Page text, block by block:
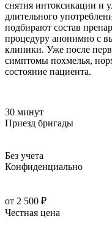
снятия интоксикации и
длительного
подбирают состав
процедуру анонимно с
клиники. Уже после
симптомы похмелья,
состояние пациента.
30 минут
Приезд бригады
Без учета
Конфиденциально
от 2 500 ₽
Честная цена